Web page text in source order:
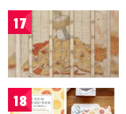
17
18